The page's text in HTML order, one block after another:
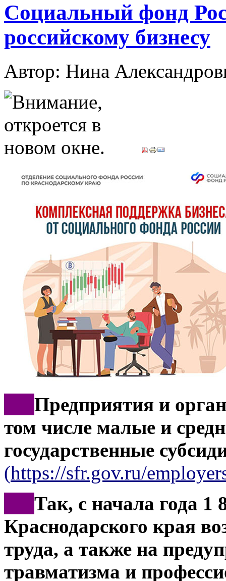
Социальный фонд
российскому бизнесу
Автор: Нина
Предприятия и
том числе малые и
государственные
(https://sfr.gov.ru/
Так, с начала года 1
Краснодарского края
труда, а также на
травматизма и